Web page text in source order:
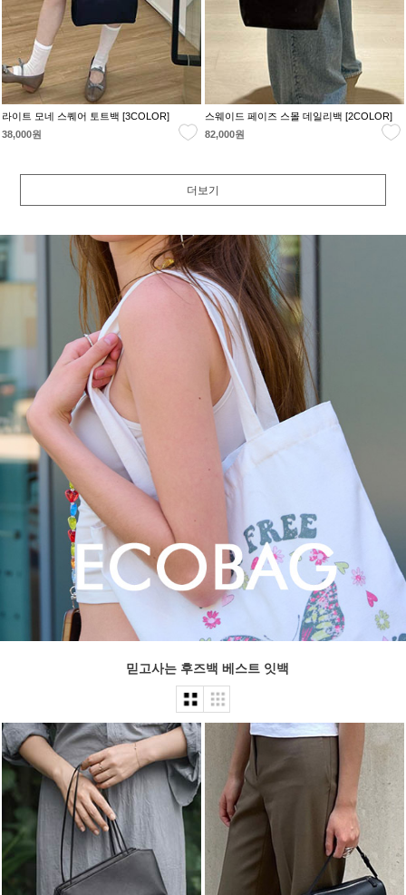
라이트 모네 스퀘어 토트백 [3COLOR]
38,000원
스웨이드 페이즈 스몰 데일리백 [2COLOR]
82,000원
더보기
믿고사는 후즈백 베스트 잇백